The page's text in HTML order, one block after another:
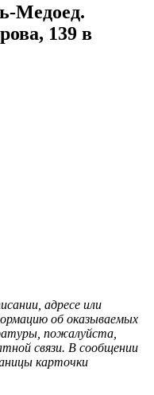
Медоед.
139 в
адресе или
об оказываемых
пожалуйста,
связи. В сообщении
карточки